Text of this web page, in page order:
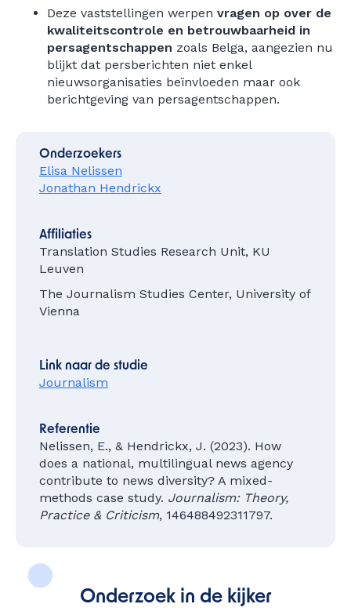
Deze vaststellingen werpen vragen op over de
kwaliteitscontrole en betrouwbaarheid in
persagentschappen zoals Belga, aangezien nu
blijkt dat persberichten niet enkel
nieuwsorganisaties beïnvloeden maar ook
berichtgeving van persagentschappen.
Onderzoekers
Elisa Nelissen
Jonathan Hendrickx
Affiliaties
Translation Studies Research Unit, KU
Leuven
The Journalism Studies Center, University of
Vienna
Link naar de studie
Journalism
Referentie
Nelissen, E., & Hendrickx, J. (2023). How
does a national, multilingual news agency
contribute to news diversity? A mixed-
methods case study. Journalism: Theory,
Practice & Criticism, 146488492311797.
Onderzoek in de kijker